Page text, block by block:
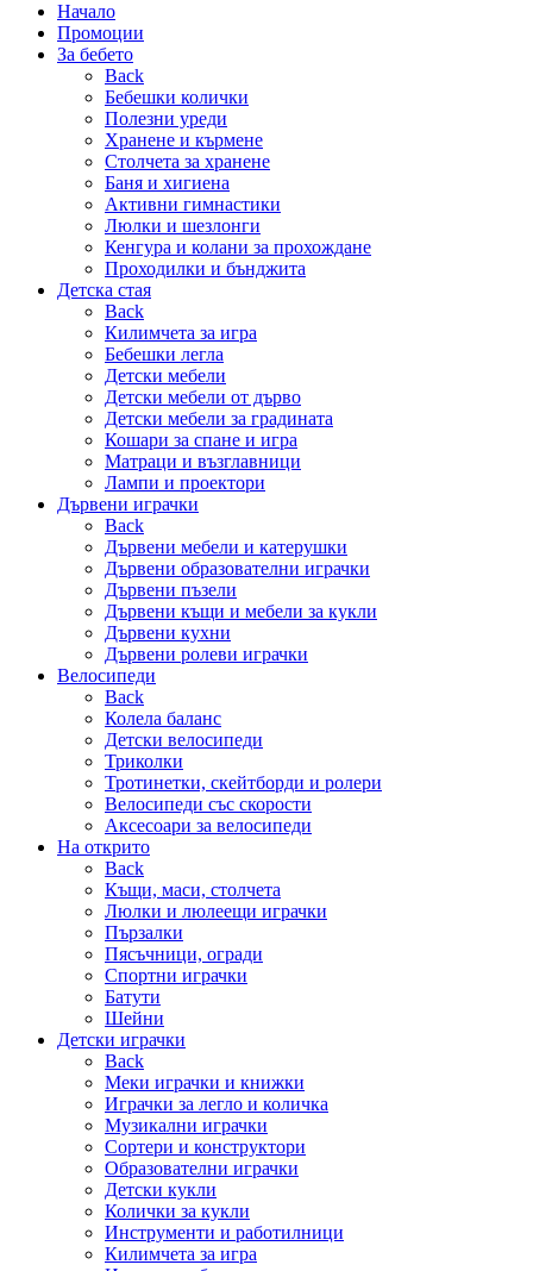
Начало
Промоции
За бебето
Back
Бебешки колички
Полезни уреди
Хранене и кърмене
Столчета за хранене
Баня и хигиена
Активни гимнастики
Люлки и шезлонги
Кенгура и колани за прохождане
Проходилки и бънджита
Детска стая
Back
Килимчета за игра
Бебешки легла
Детски мебели
Детски мебели от дърво
Детски мебели за градината
Кошари за спане и игра
Матраци и възглавници
Лампи и проектори
Дървени играчки
Back
Дървени мебели и катерушки
Дървени образователни играчки
Дървени пъзели
Дървени къщи и мебели за кукли
Дървени кухни
Дървени ролеви играчки
Велосипеди
Back
Колела баланс
Детски велосипеди
Триколки
Тротинетки, скейтборди и ролери
Велосипеди със скорости
Аксесоари за велосипеди
На открито
Back
Къщи, маси, столчета
Люлки и люлеещи играчки
Пързалки
Пясъчници, огради
Спортни играчки
Батути
Шейни
Детски играчки
Back
Меки играчки и книжки
Играчки за легло и количка
Музикални играчки
Сортери и конструктори
Образователни играчки
Детски кукли
Колички за кукли
Инструменти и работилници
Килимчета за игра